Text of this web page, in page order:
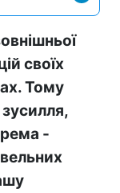
своїх
Тому
зусилля,
-